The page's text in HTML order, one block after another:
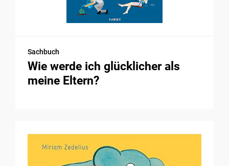
Sachbuch
Wie werde ich glücklicher als
meine Eltern?